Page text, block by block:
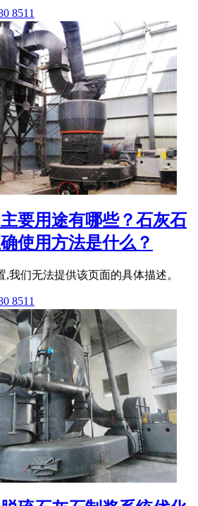
8511
要用途有哪些？石灰石
使用方法是什么？
,我们无法提供该页面的具体描述。
8511